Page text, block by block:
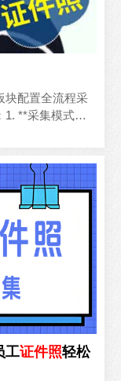
块配置全流程采
1. **采集模式设
工证件照轻松